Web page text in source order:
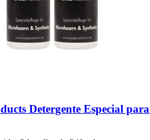
Detergente Especial